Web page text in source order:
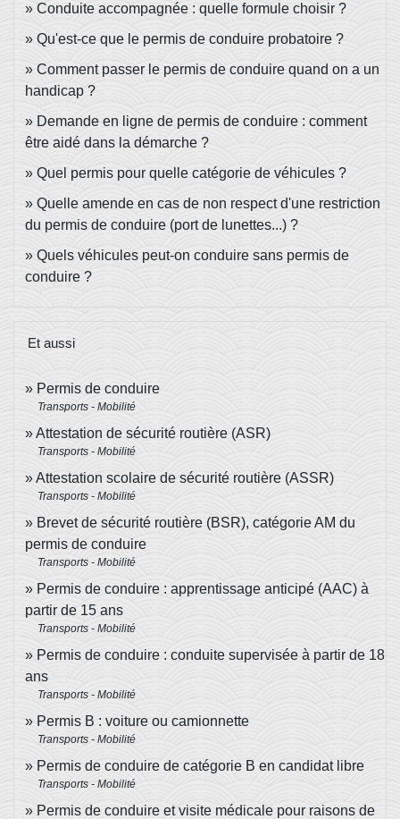
Conduite accompagnée : quelle formule choisir ?
Qu'est-ce que le permis de conduire probatoire ?
Comment passer le permis de conduire quand on a un
handicap ?
Demande en ligne de permis de conduire : comment
être aidé dans la démarche ?
Quel permis pour quelle catégorie de véhicules ?
Quelle amende en cas de non respect d'une restriction
du permis de conduire (port de lunettes...) ?
Quels véhicules peut-on conduire sans permis de
conduire ?
Et aussi
Permis de conduire
Transports - Mobilité
Attestation de sécurité routière (ASR)
Transports - Mobilité
Attestation scolaire de sécurité routière (ASSR)
Transports - Mobilité
Brevet de sécurité routière (BSR), catégorie AM du
permis de conduire
Transports - Mobilité
Permis de conduire : apprentissage anticipé (AAC) à
partir de 15 ans
Transports - Mobilité
Permis de conduire : conduite supervisée à partir de 18
ans
Transports - Mobilité
Permis B : voiture ou camionnette
Transports - Mobilité
Permis de conduire de catégorie B en candidat libre
Transports - Mobilité
Permis de conduire et visite médicale pour raisons de